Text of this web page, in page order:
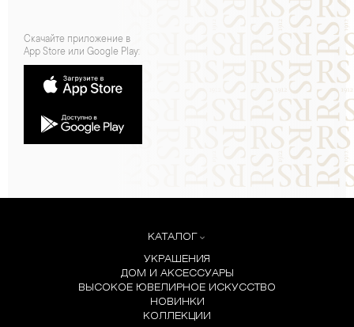
Скачайте приложение в
App Store или Google Play:
КАТАЛОГ
УКРАШЕНИЯ
ДОМ И АКСЕССУАРЫ
ВЫСОКОЕ ЮВЕЛИРНОЕ ИСКУССТВО
НОВИНКИ
КОЛЛЕКЦИИ